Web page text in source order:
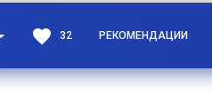
favorite 32 РЕКОМЕНДАЦИИ